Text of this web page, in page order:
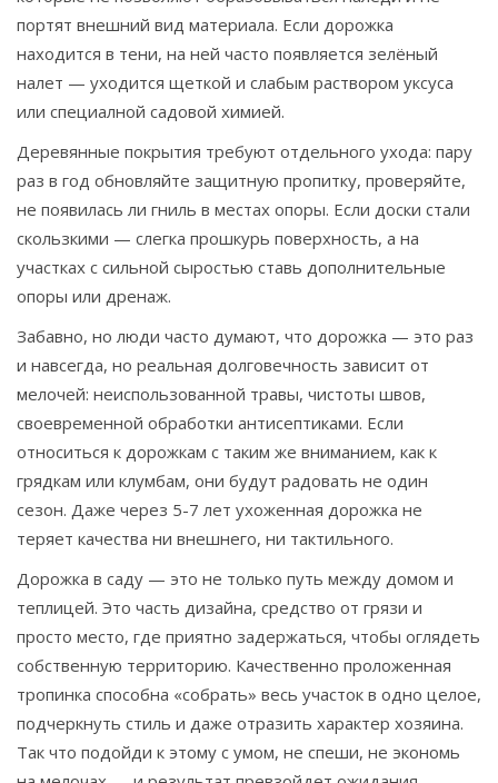
портят внешний вид материала. Если дорожка
находится в тени, на ней часто появляется зелёный
налет — уходится щеткой и слабым раствором уксуса
или специалной садовой химией.
Деревянные покрытия требуют отдельного ухода: пару
раз в год обновляйте защитную пропитку, проверяйте,
не появилась ли гниль в местах опоры. Если доски стали
скользкими — слегка прошкурь поверхность, а на
участках с сильной сыростью ставь дополнительные
опоры или дренаж.
Забавно, но люди часто думают, что дорожка — это раз
и навсегда, но реальная долговечность зависит от
мелочей: неиспользованной травы, чистоты швов,
своевременной обработки антисептиками. Если
относиться к дорожкам с таким же вниманием, как к
грядкам или клумбам, они будут радовать не один
сезон. Даже через 5-7 лет ухоженная дорожка не
теряет качества ни внешнего, ни тактильного.
Дорожка в саду — это не только путь между домом и
теплицей. Это часть дизайна, средство от грязи и
просто место, где приятно задержаться, чтобы оглядеть
собственную территорию. Качественно проложенная
тропинка способна «собрать» весь участок в одно целое,
подчеркнуть стиль и даже отразить характер хозяина.
Так что подойди к этому с умом, не спеши, не экономь